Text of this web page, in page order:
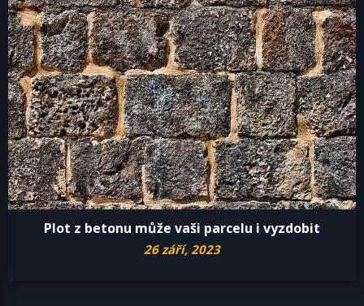
Plot z betonu může vaši parcelu i vyzdobit
26 září, 2023